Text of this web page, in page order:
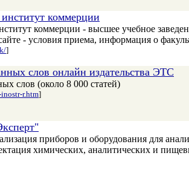
коммерции
коммерции - высшее учебное
- условия приема, информация о
]
слов онлайн издательства ЭТС
слов (около 8 000 статей)
r.htm]
приборов и оборудования для
химических, аналитических и